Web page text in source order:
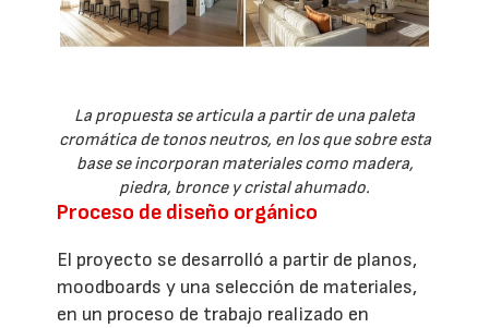
La propuesta se articula a partir de una paleta
cromática de tonos neutros, en los que sobre esta
base se incorporan materiales como madera,
piedra, bronce y cristal ahumado.
Proceso de diseño orgánico
El proyecto se desarrolló a partir de planos,
moodboards y una selección de materiales,
en un proceso de trabajo realizado en